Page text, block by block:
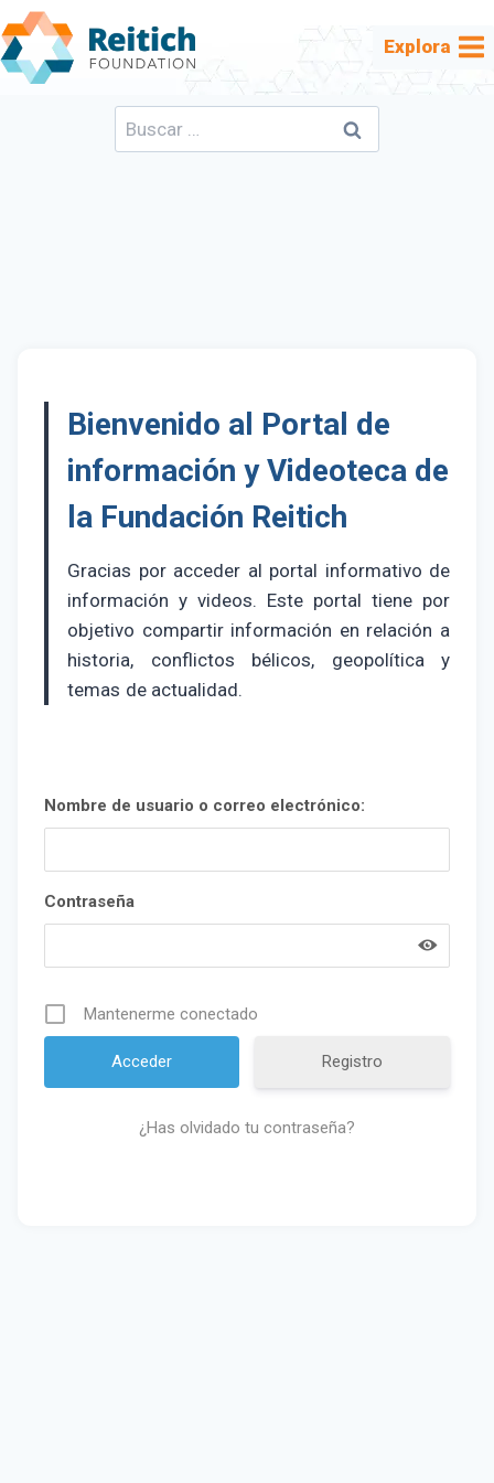
Saltar
al
contenido
Explora
Buscar:
Bienvenido al Portal de
información y Videoteca de
la Fundación Reitich
Gracias por acceder al portal informativo de
información y videos. Este portal tiene por
objetivo compartir información en relación a
historia, conflictos bélicos, geopolítica y
temas de actualidad.
Nombre de usuario o correo electrónico:
Contraseña
Mantenerme conectado
Registro
¿Has olvidado tu contraseña?